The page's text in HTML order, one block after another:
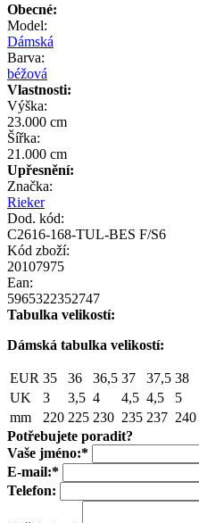
Obecné:
Model:
Dámská
Barva:
béžová
Vlastnosti:
Výška:
23.000 cm
Šířka:
21.000 cm
Upřesnění:
Značka:
Rieker
Dod. kód:
C2616-168-TUL-BES F/S6
Kód zboží:
20107975
Ean:
5965322352747
Tabulka velikostí:
Dámská tabulka velikostí:
EUR 35 36 36,5 37 37,5 38
UK
3 3,5 4 4,5 4,5 5
mm
220 225 230 235 237 240
Potřebujete poradit?
Vaše jméno:*
E-mail:*
Telefon: